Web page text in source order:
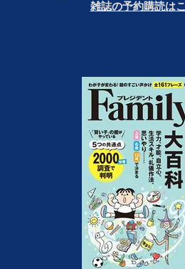
雑誌の予約購読は